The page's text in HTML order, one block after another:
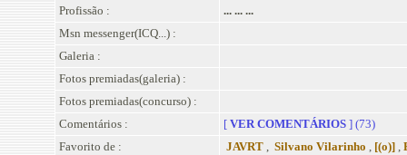
Profissão :
... ... ...
Msn messenger(ICQ...) :
Galeria :
Fotos premiadas(galeria) :
Fotos premiadas(concurso) :
Comentários :
[ VER COMENTÁRIOS ] (73)
Favorito de :
JAVRT , Silvano Vilarinho , [(o)] ,